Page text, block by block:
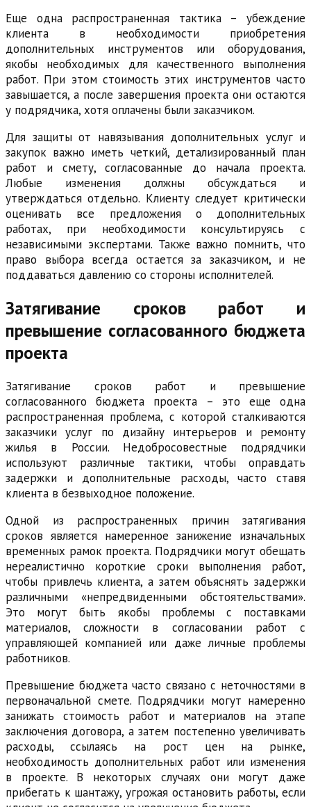
Еще одна распространенная тактика – убеждение
клиента в необходимости приобретения
дополнительных инструментов или оборудования,
якобы необходимых для качественного выполнения
работ. При этом стоимость этих инструментов часто
завышается, а после завершения проекта они остаются
у подрядчика, хотя оплачены были заказчиком.
Для защиты от навязывания дополнительных услуг и
закупок важно иметь четкий, детализированный план
работ и смету, согласованные до начала проекта.
Любые изменения должны обсуждаться и
утверждаться отдельно. Клиенту следует критически
оценивать все предложения о дополнительных
работах, при необходимости консультируясь с
независимыми экспертами. Также важно помнить, что
право выбора всегда остается за заказчиком, и не
поддаваться давлению со стороны исполнителей.
Затягивание сроков работ и
превышение согласованного бюджета
проекта
Затягивание сроков работ и превышение
согласованного бюджета проекта – это еще одна
распространенная проблема, с которой сталкиваются
заказчики услуг по дизайну интерьеров и ремонту
жилья в России. Недобросовестные подрядчики
используют различные тактики, чтобы оправдать
задержки и дополнительные расходы, часто ставя
клиента в безвыходное положение.
Одной из распространенных причин затягивания
сроков является намеренное занижение изначальных
временных рамок проекта. Подрядчики могут обещать
нереалистично короткие сроки выполнения работ,
чтобы привлечь клиента, а затем объяснять задержки
различными «непредвиденными обстоятельствами».
Это могут быть якобы проблемы с поставками
материалов, сложности в согласовании работ с
управляющей компанией или даже личные проблемы
работников.
Превышение бюджета часто связано с неточностями в
первоначальной смете. Подрядчики могут намеренно
занижать стоимость работ и материалов на этапе
заключения договора, а затем постепенно увеличивать
расходы, ссылаясь на рост цен на рынке,
необходимость дополнительных работ или изменения
в проекте. В некоторых случаях они могут даже
прибегать к шантажу, угрожая остановить работы, если